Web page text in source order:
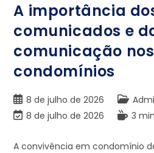
A importância
comunicados e
comunicação nos
condomínios
8 de julho de 2026
8 de julho de 2026
3
A convivência em condomínio